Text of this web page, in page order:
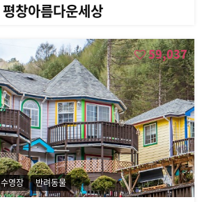
평창아름다운세상
59,037
수영장 반려동물